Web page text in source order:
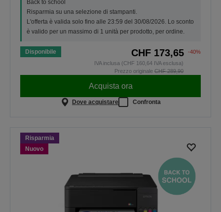
Back to school
Risparmia su una selezione di stampanti.
L'offerta è valida solo fino alle 23:59 del 30/08/2026. Lo sconto
è valido per un massimo di 1 unità per prodotto, per ordine.
Disponibile CHF 173,65
-40%
IVA inclusa (CHF 160,64 IVA esclusa)
Prezzo originale CHF 289,90
Acquista ora
Dove acquistare Confronta
Risparmia
Nuovo